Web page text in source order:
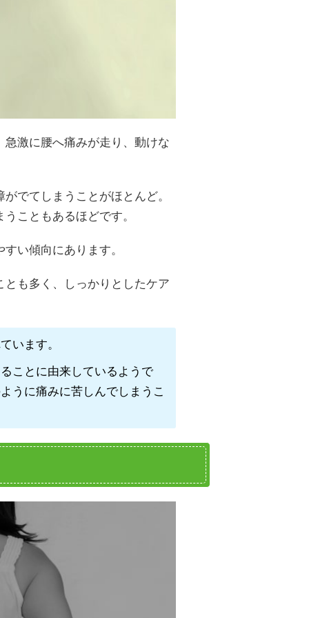
激に腰へ痛みが走り、動けな
でてしまうことがほとんど。
こともあるほどです。
い傾向にあります。
も多く、しっかりとしたケア
います。
ことに由来しているようで
うに痛みに苦しんでしまうこ